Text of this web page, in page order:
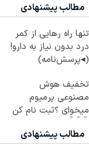
مطالب پیشنهادی
تنها راه رهایی از کمر
درد بدون نیاز به دارو!
(◂پرسش‌نامه)
تخفیف هوش
مصنوعی پرمیوم
میخوای ؟ثبت نام کن
مطالب پیشنهادی